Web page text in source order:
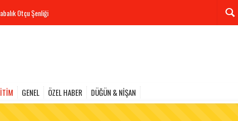
Otçu Şenliği
GENEL ÖZEL HABER DÜĞÜN & NİŞAN